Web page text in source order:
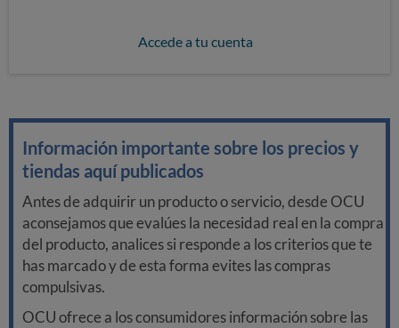
Accede a tu cuenta
Información importante sobre los precios y
tiendas aquí publicados
Antes de adquirir un producto o servicio, desde OCU
aconsejamos que evalúes la necesidad real en la compra
del producto, analices si responde a los criterios que te
has marcado y de esta forma evites las compras
compulsivas.
OCU ofrece a los consumidores información sobre las